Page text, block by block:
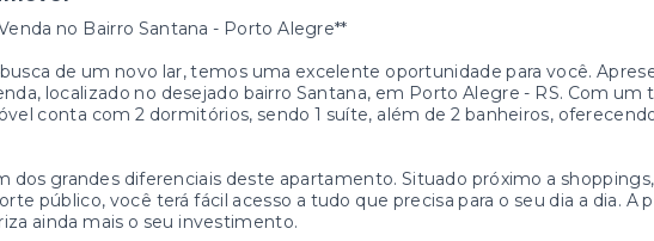
no Bairro Santana - Porto Alegre**
de um novo lar, temos uma excelente oportunidade para você.
localizado no desejado bairro Santana, em Porto Alegre - RS. Com um
conta com 2 dormitórios, sendo 1 suíte, além de 2 banheiros,
dos grandes diferenciais deste apartamento. Situado próximo a
público, você terá fácil acesso a tudo que precisa para o seu dia a dia. A
ainda mais o seu investimento.